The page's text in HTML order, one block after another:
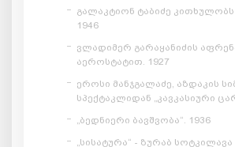
გალაკტიონ ტაბიძე კითხულობს
1946
ვლადიმერ გარაყანიძის
აეროსტატით. 1927
ეროსი მანჯგალაძე, აზდაკის
სპექტაკლიდან „კავკასიური
„ბედნიერი ბავშვობა“. 1936
„სისატურა“ - ზურაბ